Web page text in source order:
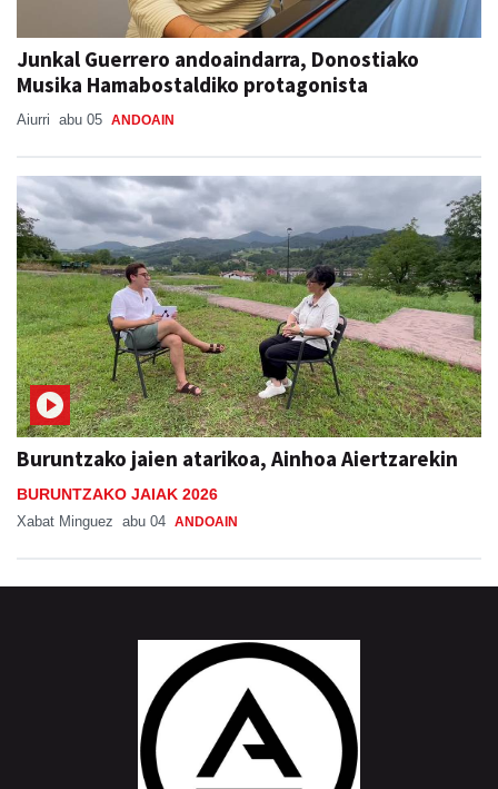
Junkal Guerrero andoaindarra, Donostiako
Musika Hamabostaldiko protagonista
Aiurri abu 05 ANDOAIN
Buruntzako jaien atarikoa, Ainhoa Aiertzarekin
BURUNTZAKO JAIAK 2026
Xabat Minguez abu 04 ANDOAIN